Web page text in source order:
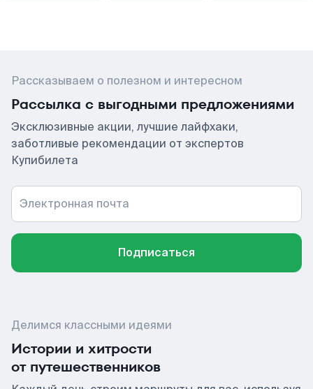
Рассказываем о полезном и интересном
Рассылка с выгодными предложениями
Эксклюзивные акции, лучшие лайфхаки,
заботливые рекомендации от экспертов
Купибилета
Электронная почта
Подписаться
Делимся классными идеями
Истории и хитрости
от путешественников